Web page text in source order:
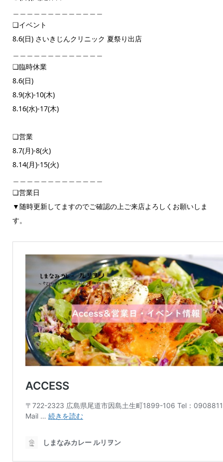
❏イベント
8.6(日) さいきじんクリニック 夏祭り出店
❏臨時休業
8.6(日)
8.9(水)-10(木)
8.16(水)-17(木)
❏営業
8.7(月)-8(火)
8.14(月)-15(火)
❏営業日
▼随時更新してますのでご確認の上ご来店よろしくお願いしま
す。